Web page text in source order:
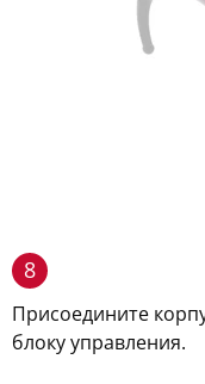
8
Присоедините
блоку управления.